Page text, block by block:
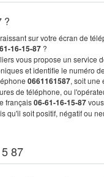
?
sur votre écran de
16-15-87 ?
vous propose un service
et identifie le numéro
0661161587, soit une
de téléphone, ou
français06-61-16-15-87
qu'il soit positif, négatif ou
87